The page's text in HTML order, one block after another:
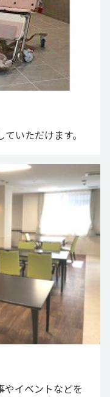
いただけます。
やイベントなどを